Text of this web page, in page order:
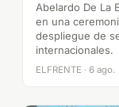
Abelardo De La
en una
despliegue de
internacionales.
ELFRENTE · 6 ago.